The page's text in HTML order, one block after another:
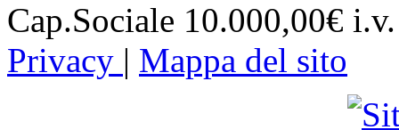
Cap.Sociale 10.000,00€ i.v.
Privacy | Mappa del sito